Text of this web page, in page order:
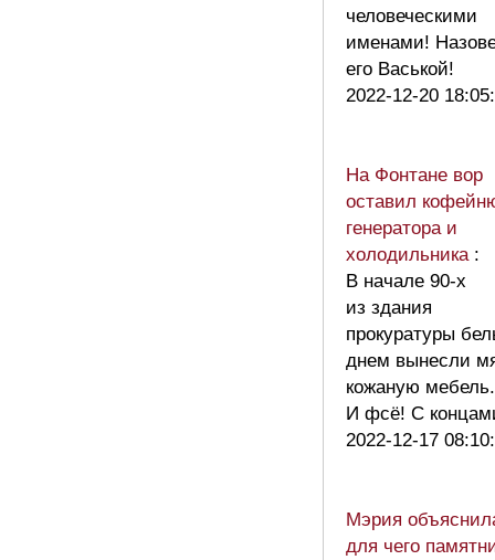
человеческими
именами!
его Васькой!
2022-12-20
На Фонтане вор
оставил
генератора и
холодильника :
В начале 90-х
из здания
прокуратуры
днем вынесли
кожаную мебель.
И фсё! С
2022-12-17
Мэрия
для чего